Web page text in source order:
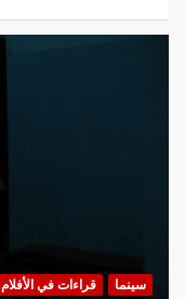
سينما قراءات في الأفلام